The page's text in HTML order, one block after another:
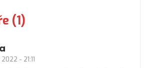
(1)
- 21:11